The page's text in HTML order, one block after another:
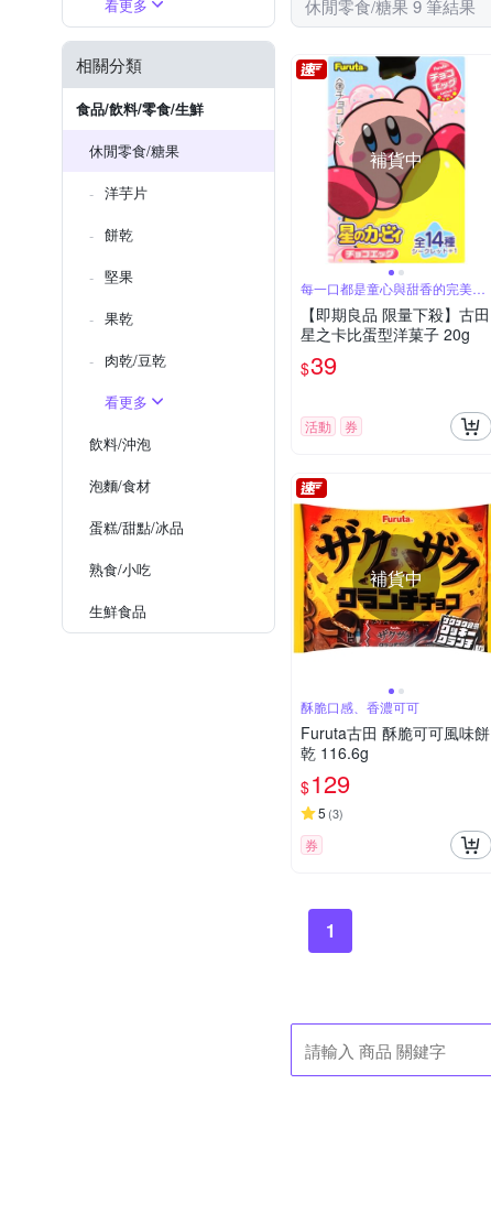
熱銷零食/小吃滿額折
日韓零食特蒐
禮盒出清5折起
看更多
相關分類
食品/飲料/零食/生鮮
休閒零食/糖果
洋芋片
餅乾
堅果
果乾
肉乾/豆乾
看更多
飲料/沖泡
泡麵/食材
蛋糕/甜點/冰品
熟食/小吃
生鮮食品
休閒零食/糖果 9 筆結果
補貨中
每一口都是童心與甜香的完美邂
逅
【即期良品 限量下殺】古田
星之卡比蛋型洋菓子 20g
$39
活動 券
補貨中
酥脆口感、香濃可可
Furuta古田 酥脆可可風味餅
乾 116.6g
$129
5 (3)
券
1